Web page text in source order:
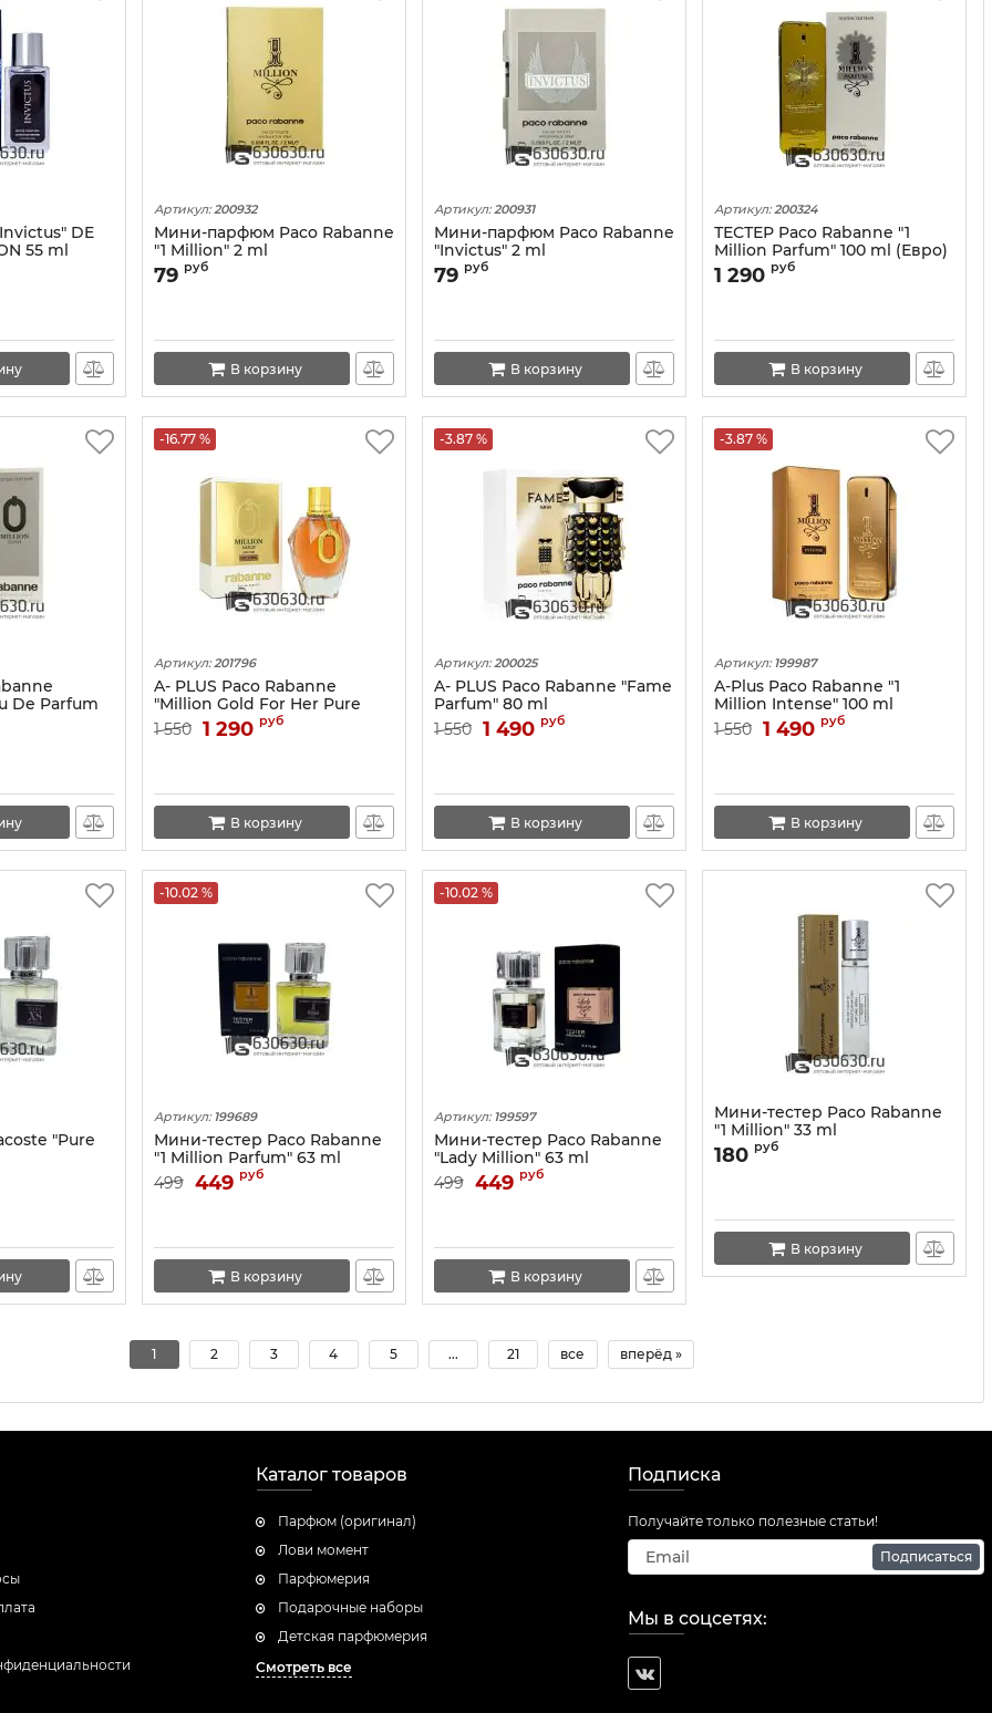
DE
55 ml
Артикул: 200932
Мини-парфюм Paco Rabanne
"1 Million" 2 ml
79 руб
В корзину
Артикул: 200931
Мини-парфюм Paco Rabanne
"Invictus" 2 ml
79 руб
В корзину
Артикул: 200324
ТЕСТЕР Paco Rabanne "1
Million Parfum" 100 ml (Евро)
1 290 руб
В корзину
De Parfum
-16.77 %
Артикул: 201796
A- PLUS Paco Rabanne
"Million Gold For Her Pure
Jasmine" 80 ml
1 550 1 290 руб
В корзину
-3.87 %
Артикул: 200025
A- PLUS Paco Rabanne "Fame
Parfum" 80 ml
1 550 1 490 руб
В корзину
-3.87 %
Артикул: 199987
A-Plus Paco Rabanne "1
Million Intense" 100 ml
1 550 1 490 руб
В корзину
"Pure
-10.02 %
Артикул: 199689
Мини-тестер Paco Rabanne
"1 Million Parfum" 63 ml
499 449 руб
В корзину
-10.02 %
Артикул: 199597
Мини-тестер Paco Rabanne
"Lady Million" 63 ml
499 449 руб
В корзину
Мини-тестер Paco Rabanne
"1 Million" 33 ml
180 руб
В корзину
1 2 3 4 5 ... 21 все вперёд »
Каталог товаров
Парфюм (оригинал)
Лови момент
Парфюмерия
Подарочные наборы
Детская парфюмерия
Смотреть все
Подписка
Получайте только полезные статьи!
Подписаться
Мы в соцсетях: